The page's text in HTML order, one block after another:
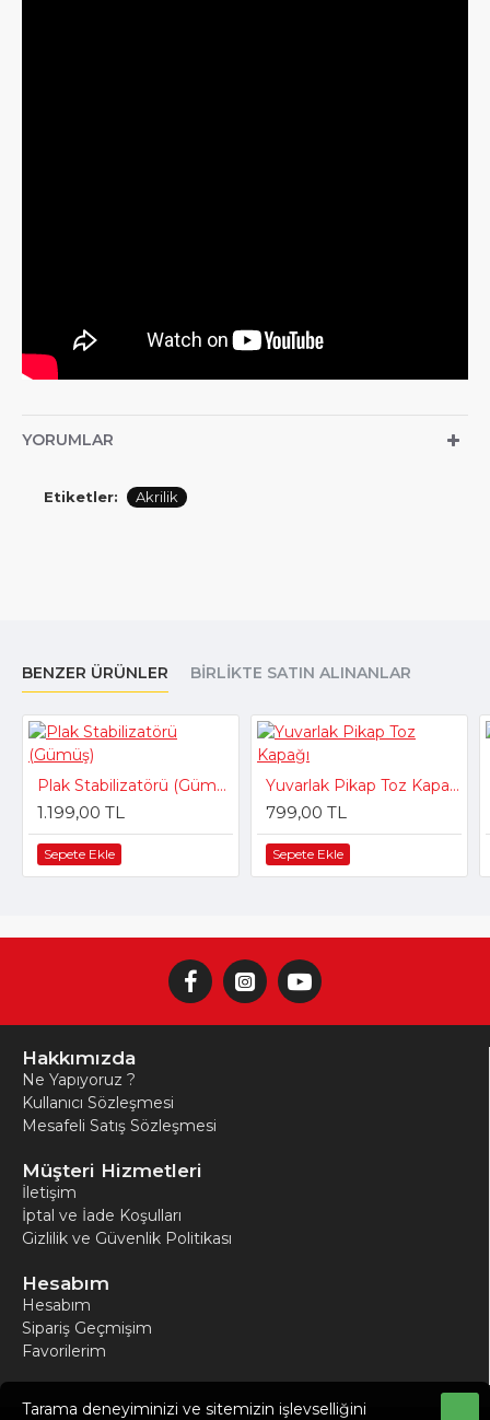
YORUMLAR
Etiketler: Akrilik
BENZER ÜRÜNLER BIRLIKTE SATIN ALINANLAR
Plak Stabilizatörü (Gümüş)
1.199,00 TL
Sepete Ekle
Yuvarlak Pikap Toz Kapağı
799,00 TL
Sepete Ekle
Hakkımızda
Ne Yapıyoruz ?
Kullanıcı Sözleşmesi
Mesafeli Satış Sözleşmesi
Müşteri Hizmetleri
İletişim
İptal ve İade Koşulları
Gizlilik ve Güvenlik Politikası
Hesabım
Hesabım
Sipariş Geçmişim
Favorilerim
Tarama deneyiminizi ve sitemizin işlevselliğini